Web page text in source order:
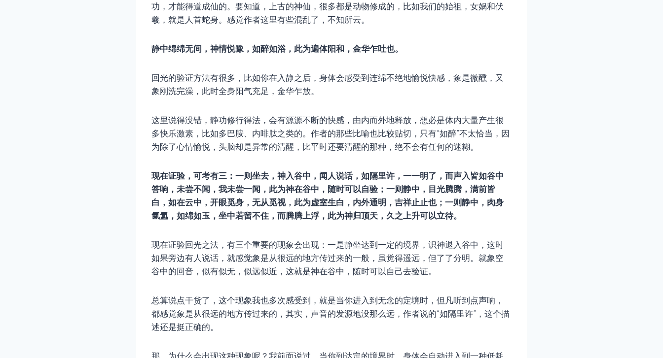
功，才能得道成仙的。要知道，上古的神仙，很多都是动物修成的，比如我们的始祖，女娲和伏
羲，就是人首蛇身。感觉作者这里有些混乱了，不知所云。
静中绵绵无间，神情悦豫，如醉如浴，此为遍体阳和，金华乍吐也。
回光的验证方法有很多，比如你在入静之后，身体会感受到连绵不绝地愉悦快感，象是微醺，又
象刚洗完澡，此时全身阳气充足，金华乍放。
这里说得没错，静功修行得法，会有源源不断的快感，由内而外地释放，想必是体内大量产生很
多快乐激素，比如多巴胺、内啡肽之类的。作者的那些比喻也比较贴切，只有“如醉”不太恰当，因
为除了心情愉悦，头脑却是异常的清醒，比平时还要清醒的那种，绝不会有任何的迷糊。
现在证验，可考有三：一则坐去，神入谷中，闻人说话，如隔里许，一一明了，而声入皆如谷中
答响，未尝不闻，我未尝一闻，此为神在谷中，随时可以自验；一则静中，目光腾腾，满前皆
白，如在云中，开眼觅身，无从觅视，此为虚室生白，内外通明，吉祥止止也；一则静中，肉身
氤氲，如绵如玉，坐中若留不住，而腾腾上浮，此为神归顶天，久之上升可以立待。
现在证验回光之法，有三个重要的现象会出现：一是静坐达到一定的境界，识神退入谷中，这时
如果旁边有人说话，就感觉象是从很远的地方传过来的一般，虽觉得遥远，但了了分明。就象空
谷中的回音，似有似无，似远似近，这就是神在谷中，随时可以自己去验证。
总算说点干货了，这个现象我也多次感受到，就是当你进入到无念的定境时，但凡听到点声响，
都感觉象是从很远的地方传过来的，其实，声音的发源地没那么远，作者说的“如隔里许”，这个描
述还是挺正确的。
那，为什么会出现这种现象呢？我前面说过，当你到达定的境界时，身体会自动进入到一种低耗